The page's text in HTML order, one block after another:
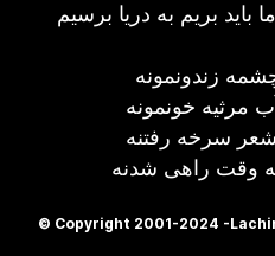
بريم به دريا برسیم
زندونمونه
مرثیه خونمونه
سرخه رفتنه
وقت راهی شدنه
© Copyright 2001-2024 -